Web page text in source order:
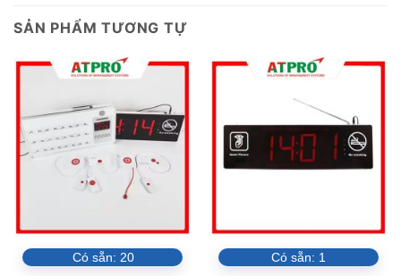
SẢN PHẨM TƯƠNG TỰ
Có sẵn: 20 Có sẵn: 1